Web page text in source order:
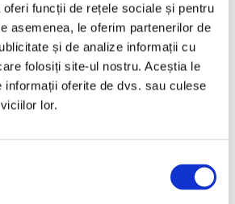
funcții de rețele sociale și pentru
asemenea, le oferim partenerilor de
și de analize informații cu
folosiți site-ul nostru. Aceștia le
informații oferite de dvs. sau culese
lor.
(lungime, lățime, înălțime) referitoare la
proiectate;
incintă, geometrie spațiu, regim de
acces și evacuare);
(materiale constructive, rezistența la
(temperatură, umiditate, încadrare